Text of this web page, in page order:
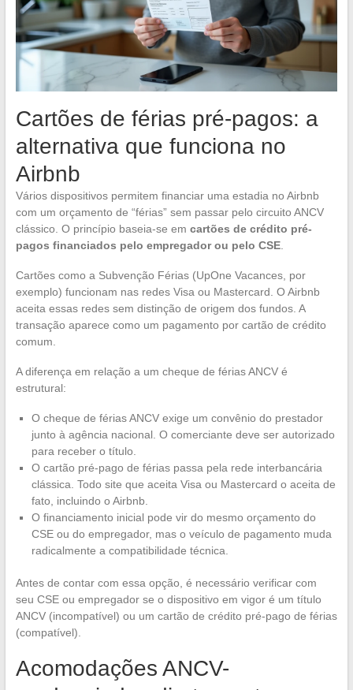
Cartões de férias pré-pagos: a
alternativa que funciona no
Airbnb
Vários dispositivos permitem financiar uma estadia no Airbnb
com um orçamento de “férias” sem passar pelo circuito ANCV
clássico. O princípio baseia-se em cartões de crédito pré-
pagos financiados pelo empregador ou pelo CSE.
Cartões como a Subvenção Férias (UpOne Vacances, por
exemplo) funcionam nas redes Visa ou Mastercard. O Airbnb
aceita essas redes sem distinção de origem dos fundos. A
transação aparece como um pagamento por cartão de crédito
comum.
A diferença em relação a um cheque de férias ANCV é
estrutural:
O cheque de férias ANCV exige um convênio do prestador
junto à agência nacional. O comerciante deve ser autorizado
para receber o título.
O cartão pré-pago de férias passa pela rede interbancária
clássica. Todo site que aceita Visa ou Mastercard o aceita de
fato, incluindo o Airbnb.
O financiamento inicial pode vir do mesmo orçamento do
CSE ou do empregador, mas o veículo de pagamento muda
radicalmente a compatibilidade técnica.
Antes de contar com essa opção, é necessário verificar com
seu CSE ou empregador se o dispositivo em vigor é um título
ANCV (incompatível) ou um cartão de crédito pré-pago de férias
(compatível).
Acomodações ANCV-